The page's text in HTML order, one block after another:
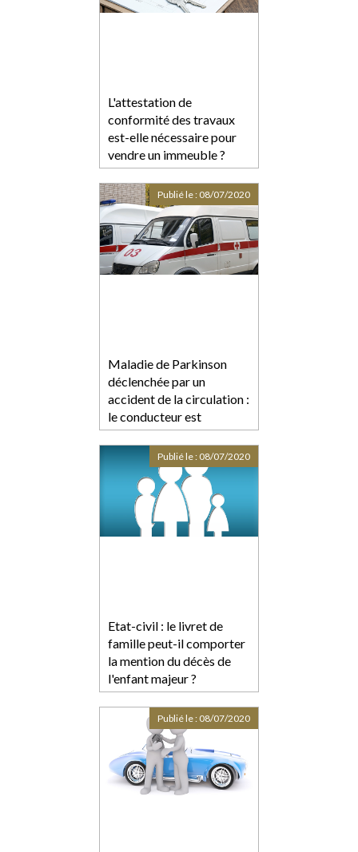
L'attestation de
conformité des travaux
est-elle nécessaire pour
vendre un immeuble ?
Maladie de Parkinson
déclenchée par un
accident de la circulation :
le conducteur est
responsable
Publié le : 08/07/2020
Etat-civil : le livret de
famille peut-il comporter
la mention du décès de
l'enfant majeur ?
Publié le : 08/07/2020
Publié le : 08/07/2020